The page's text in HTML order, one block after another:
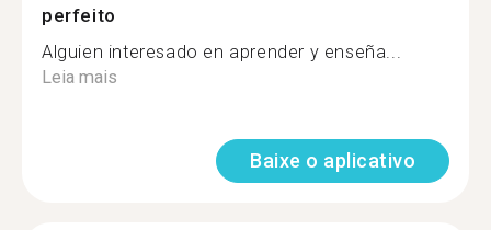
perfeito
Alguien interesado en aprender y enseña...
Leia mais
Baixe o aplicativo